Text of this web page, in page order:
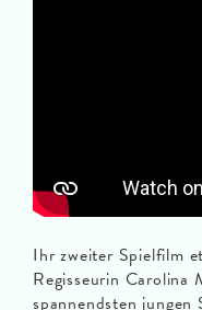
Ihr zweiter Spielfilm
Regisseurin Carolina
spannendsten jungen